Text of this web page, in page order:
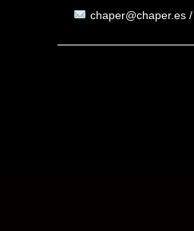
chaper@chaper.es